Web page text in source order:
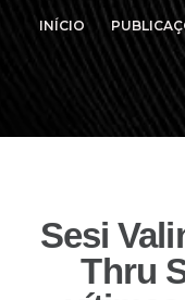
INÍCIO
Sesi
Thru